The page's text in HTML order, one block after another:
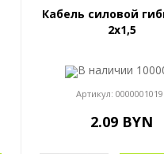
Кабель силовой
2x1,5
В наличии
Артикул:
2.09 BYN